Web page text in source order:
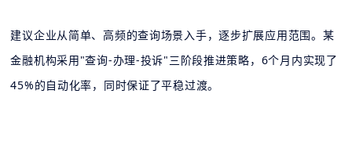
建议企业从简单、高频的查询场景入手，逐步扩展应用范围。某
金融机构采用"查询-办理-投诉"三阶段推进策略，6个月内实现了
45%的自动化率，同时保证了平稳过渡。